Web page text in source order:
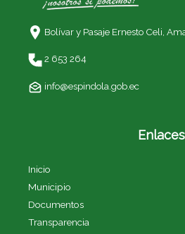
Bolívar y Pasaje Ernesto Celi,
2 653 264
info@espindola.gob.ec
Enlaces
Inicio
Municipio
Documentos
Transparencia